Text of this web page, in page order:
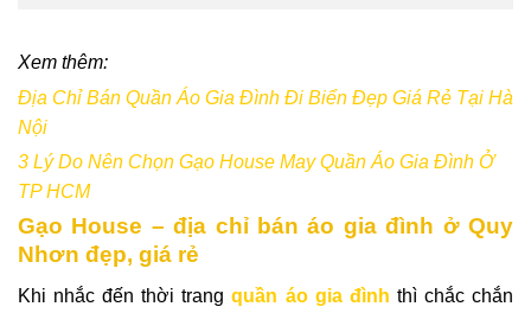
Xem thêm:
Địa Chỉ Bán Quần Áo Gia Đình Đi Biển Đẹp Giá Rẻ Tại Hà
Nội
3 Lý Do Nên Chọn Gạo House May Quần Áo Gia Đình Ở
TP HCM
Gạo House – địa chỉ bán áo gia đình ở Quy
Nhơn đẹp, giá rẻ
Khi nhắc đến thời trangquần áo gia đình thì chắc chắn